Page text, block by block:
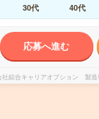
30代 40代
応募へ進む
社綜合キャリアオプション 製造